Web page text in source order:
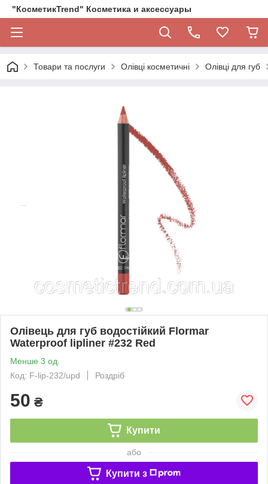
"КосметикTrend" Косметика и аксессуары
Товари та послуги Олівці косметичні Олівці для губ
Олівець для губ водостійкий Flormar
Waterproof lipliner #232 Red
Менше 3 од.
Код: F-lip-232/upd
Роздріб
50 ₴
Купити
або
Купити з